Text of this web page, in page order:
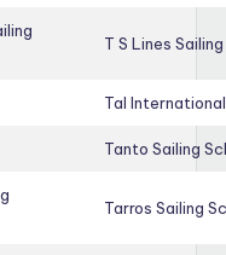
T S Lines
Tal
Tanto Sailing
Tarros Sailing